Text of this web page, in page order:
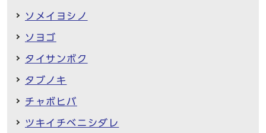
ソメイヨシノ
ソヨゴ
タイサンボク
タブノキ
チャボヒバ
ツキイチベニシダレ